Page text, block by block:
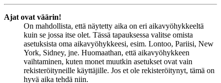
Ajat ovat väärin!
On mahdollista, että näytetty aika on eri aikavyöhykkeeltä
kuin se jossa itse olet. Tässä tapauksessa valitse omista
asetuksista oma aikavyöhykkeesi, esim. Lontoo, Pariisi, New
York, Sidney, jne. Huomaathan, että aikavyöhykkeen
vaihtaminen, kuten monet muutkin asetukset ovat vain
rekisteröityneille käyttäjille. Jos et ole rekisteröitynyt, tämä on
hyvä aika tehdä niin.